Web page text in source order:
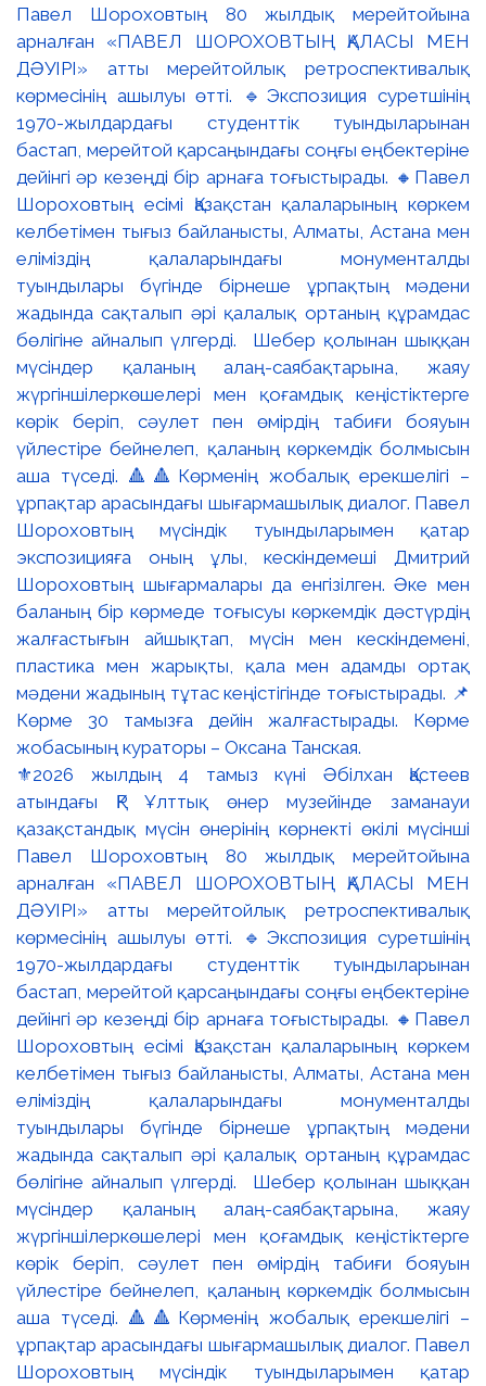
⚜️2026 жылдың 4 тамыз күні Әбілхан Қастеев
атындағы ҚР Ұлттық өнер музейінде заманауи
қазақстандық мүсін өнерінің көрнекті өкілі мүсінші
Павел Шороховтың 80 жылдық мерейтойына
арналған «ПАВЕЛ ШОРОХОВТЫҢ ҚАЛАСЫ МЕН
ДӘУІРІ» атты мерейтойлық ретроспективалық
көрмесінің ашылуы өтті. 🔹Экспозиция суретшінің
1970-жылдардағы студенттік туындыларынан
бастап, мерейтой қарсаңындағы соңғы еңбектеріне
дейінгі әр кезеңді бір арнаға тоғыстырады. 🔸Павел
Шороховтың есімі Қазақстан қалаларының көркем
келбетімен тығыз байланысты, Алматы, Астана мен
еліміздің қалаларындағы монументалды
туындылары бүгінде бірнеше ұрпақтың мәдени
жадында сақталып әрі қалалық ортаның құрамдас
бөлігіне айналып үлгерді. Шебер қолынан шыққан
мүсіндер қаланың алаң-саябақтарына, жаяу
жүргіншілеркөшелері мен қоғамдық кеңістіктерге
көрік беріп, сәулет пен өмірдің табиғи бояуын
үйлестіре бейнелеп, қаланың көркемдік болмысын
аша түседі. 🔺🔺Көрменің жобалық ерекшелігі –
ұрпақтар арасындағы шығармашылық диалог. Павел
Шороховтың мүсіндік туындыларымен қатар